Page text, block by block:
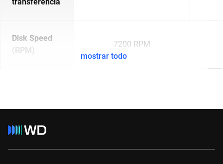
Disk Speed
(RPM)
7200 RPM
mostrar todo